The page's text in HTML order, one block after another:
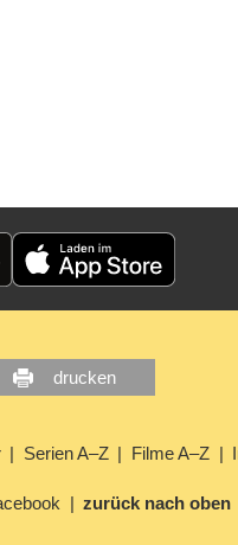
drucken
Serien A–Z Filme A–Z
zurück nach oben